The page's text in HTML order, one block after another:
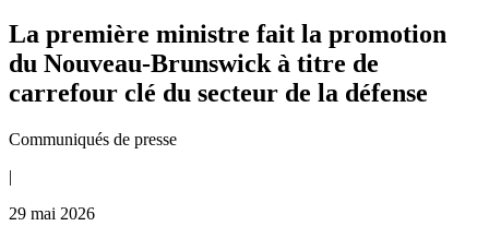
La première ministre fait la promotion
du Nouveau-Brunswick à titre de
carrefour clé du secteur de la défense
Communiqués de presse
|
29 mai 2026